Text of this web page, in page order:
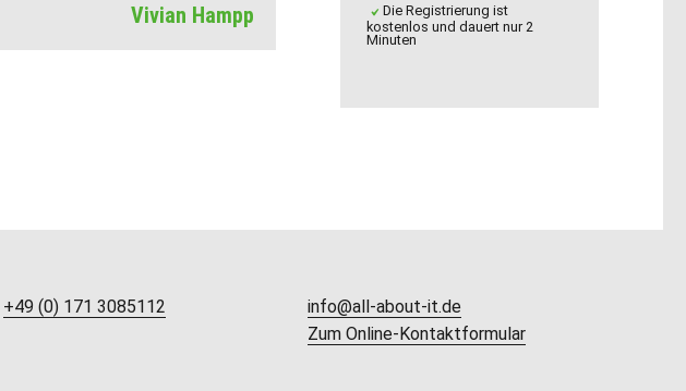
Vivian Hampp
Die Registrierung ist
kostenlos und dauert nur 2
Minuten
+49 (0) 171 3085112
info@all-about-it.de
Zum Online-Kontaktformular